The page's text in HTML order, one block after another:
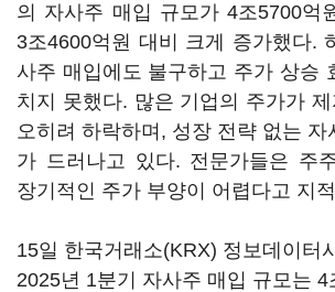
의 자사주 매입 규모가 4조5700억
3조4600억원 대비 크게 증가했다.
사주 매입에도 불구하고 주가 상승
치지 못했다. 많은 기업의 주가가
오히려 하락하며, 성장 전략 없는 자
가 드러나고 있다. 전문가들은 주
장기적인 주가 부양이 어렵다고 지
15일 한국거래소(KRX) 정보데이터
2025년 1분기 자사주 매입 규모는 4